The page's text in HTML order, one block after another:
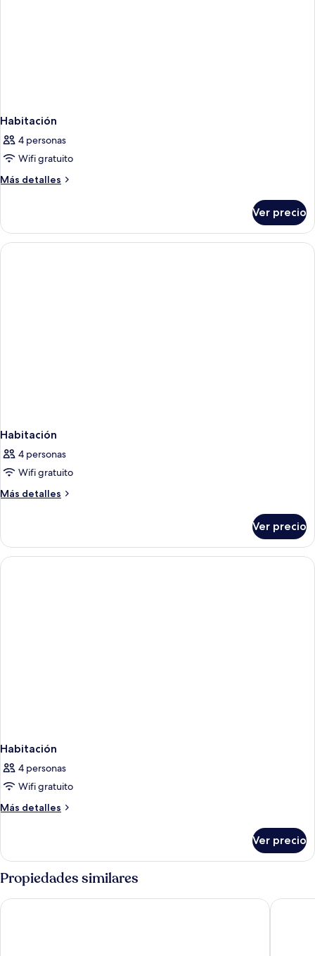
Habitación
4 personas
Wifi gratuito
Más detalles
Más
Ver precio
Habitación
4 personas
Wifi gratuito
Más detalles
Más
Ver precio
Habitación
4 personas
Wifi gratuito
Más detalles
Más
Ver precio
Propiedades similares
Lopesan Costa Meloneras Resort & Spa Hotel